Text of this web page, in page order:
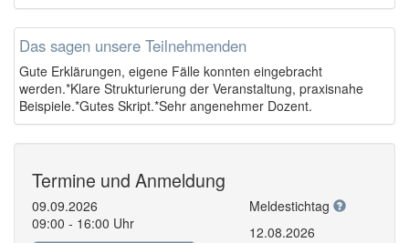
Das sagen unsere Teilnehmenden
Gute Erklärungen, eigene Fälle konnten eingebracht
werden.*Klare Strukturierung der Veranstaltung, praxisnahe
Beispiele.*Gutes Skript.*Sehr angenehmer Dozent.
Termine und Anmeldung
09.09.2026
09:00 - 16:00 Uhr
Meldestichtag
12.08.2026